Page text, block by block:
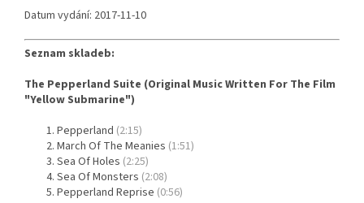
Datum vydání: 2017-11-10
Seznam skladeb:
The Pepperland Suite (Original Music Written For The Film
"Yellow Submarine")
Pepperland (2:15)
March Of The Meanies (1:51)
Sea Of Holes (2:25)
Sea Of Monsters (2:08)
Pepperland Reprise (0:56)